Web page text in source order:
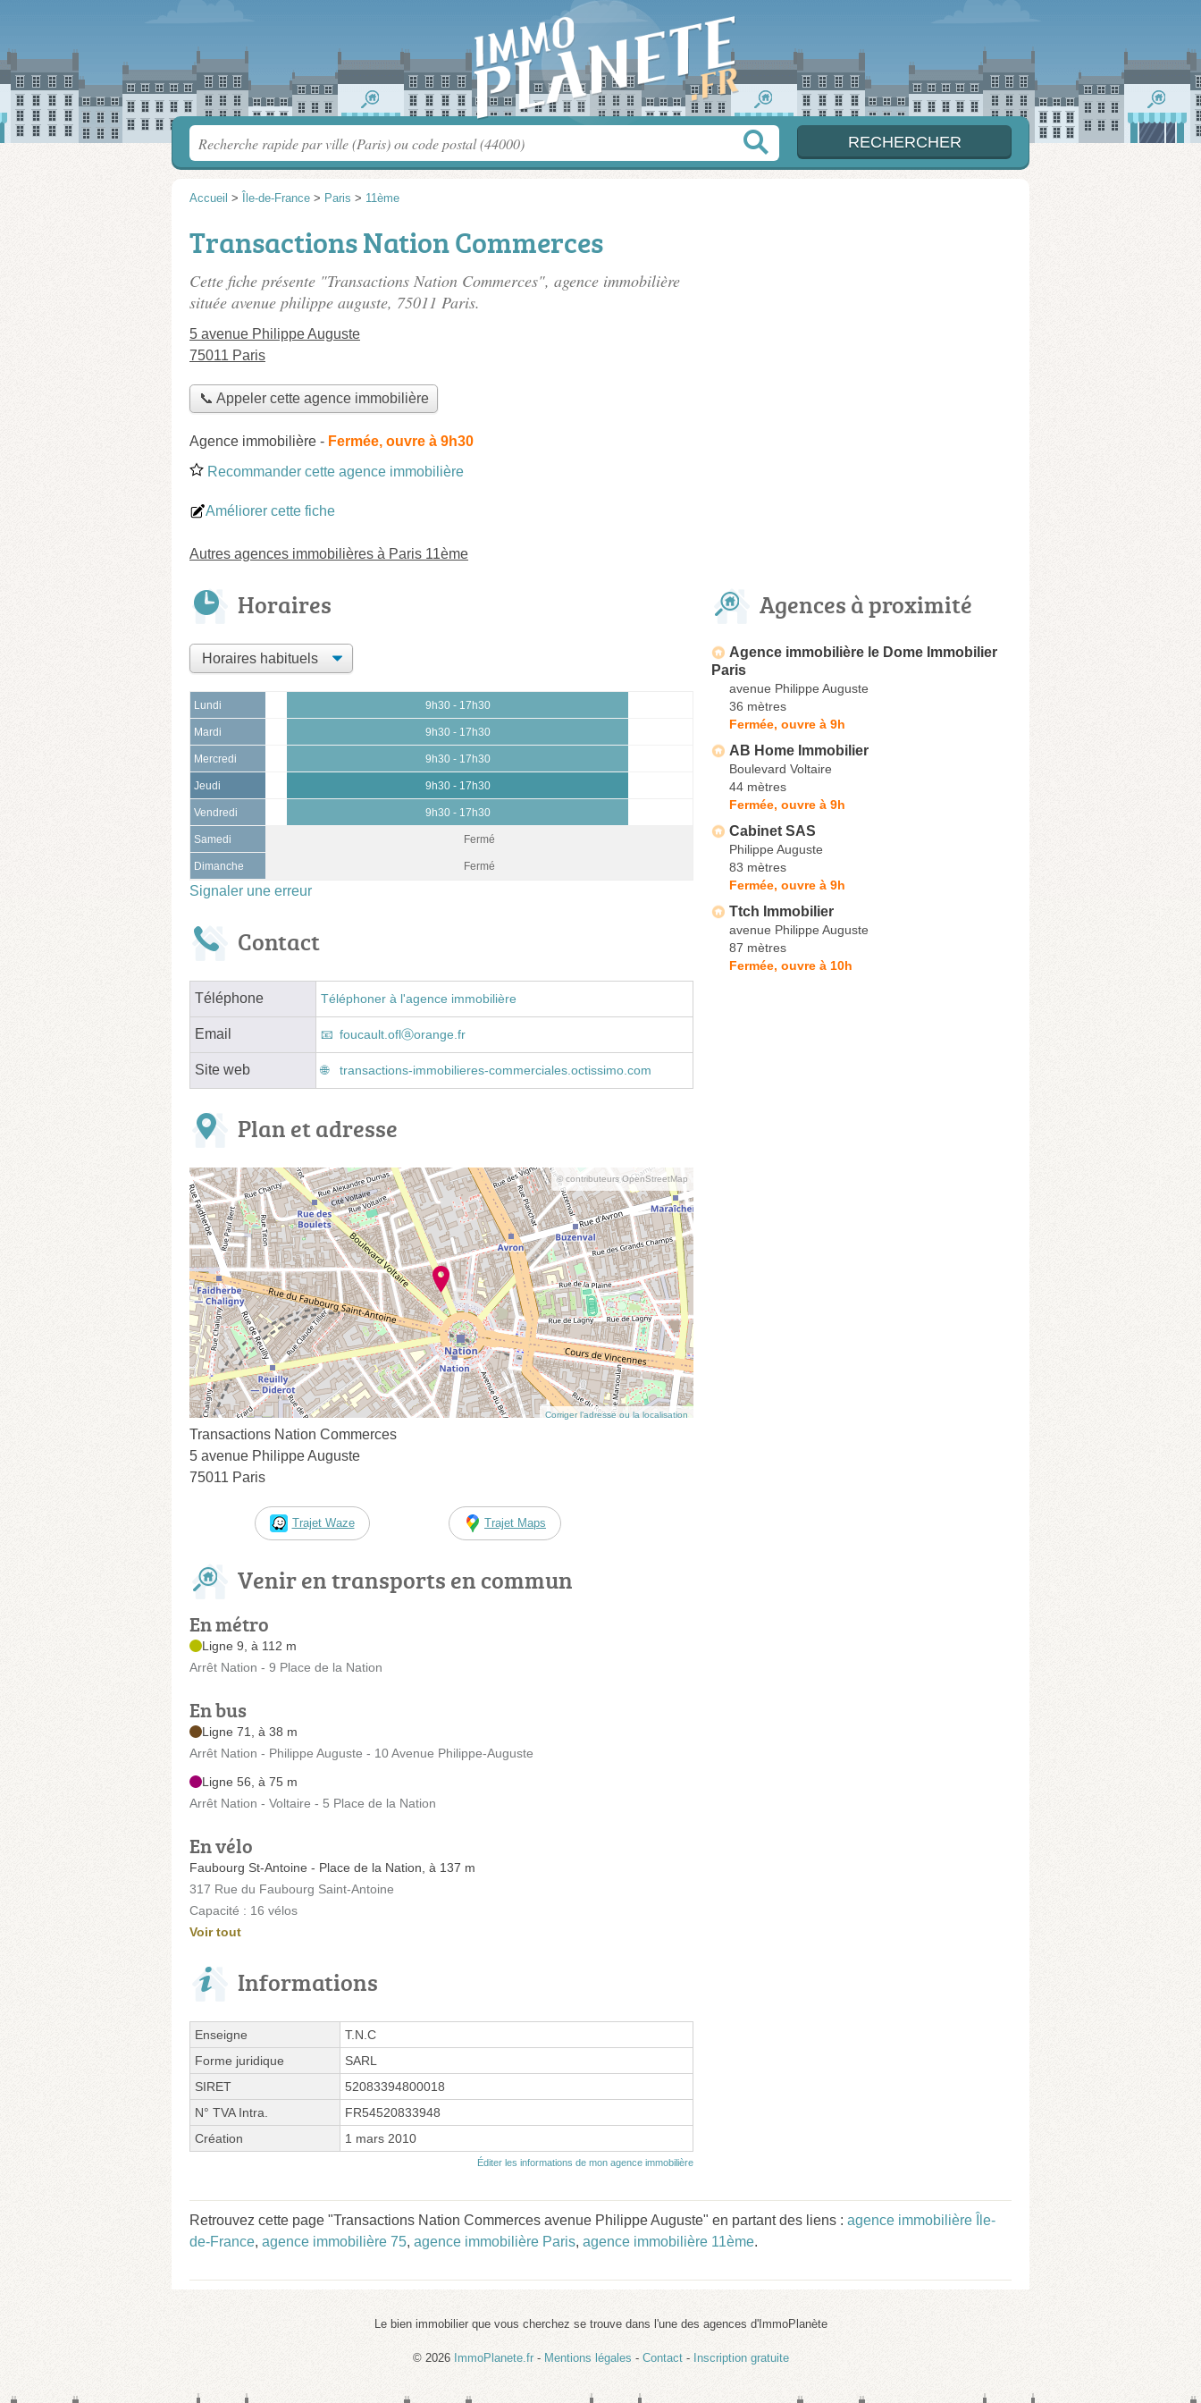
Accueil > Île-de-France > Paris > 11ème
Transactions Nation Commerces
Cette fiche présente "Transactions Nation Commerces", agence immobilière
située avenue philippe auguste, 75011 Paris.
5 avenue Philippe Auguste
75011 Paris
📞 Appeler cette agence immobilière
Agence immobilière - Fermée, ouvre à 9h30
Recommander cette agence immobilière
Améliorer cette fiche
Autres agences immobilières à Paris 11ème
Horaires
Lundi 9h30 - 17h30
Mardi 9h30 - 17h30
Mercredi 9h30 - 17h30
Jeudi 9h30 - 17h30
Vendredi 9h30 - 17h30
Samedi Fermé
Dimanche Fermé
Signaler une erreur
Contact
Téléphone Téléphoner à l'agence immobilière
Email foucault.oflⓐorange.fr
Site web transactions-immobilieres-commerciales.octissimo.com
Plan et adresse
© contributeurs OpenStreetMap
Corriger l’adresse ou la localisation
Transactions Nation Commerces
5 avenue Philippe Auguste
75011 Paris
Trajet Waze Trajet Maps
Venir en transports en commun
En métro
Ligne 9, à 112 m
Arrêt Nation - 9 Place de la Nation
En bus
Ligne 71, à 38 m
Arrêt Nation - Philippe Auguste - 10 Avenue Philippe-Auguste
Ligne 56, à 75 m
Arrêt Nation - Voltaire - 5 Place de la Nation
En vélo
Faubourg St-Antoine - Place de la Nation, à 137 m
317 Rue du Faubourg Saint-Antoine
Capacité : 16 vélos
Voir tout
Informations
Enseigne
T.N.C
Forme juridique
SARL
SIRET
52083394800018
N° TVA Intra.
FR54520833948
Création
1 mars 2010
Éditer les informations de mon agence immobilière
Agences à proximité
Agence immobilière le Dome Immobilier
Paris
avenue Philippe Auguste
36 mètres
Fermée, ouvre à 9h
AB Home Immobilier
Boulevard Voltaire
44 mètres
Fermée, ouvre à 9h
Cabinet SAS
Philippe Auguste
83 mètres
Fermée, ouvre à 9h
Ttch Immobilier
avenue Philippe Auguste
87 mètres
Fermée, ouvre à 10h
Retrouvez cette page "Transactions Nation Commerces avenue Philippe Auguste" en partant des liens : agence immobilière Île-
de-France, agence immobilière 75, agence immobilière Paris, agence immobilière 11ème.
Le bien immobilier que vous cherchez se trouve dans l'une des agences d'ImmoPlanète
© 2026 ImmoPlanete.fr - Mentions légales - Contact- Inscription gratuite